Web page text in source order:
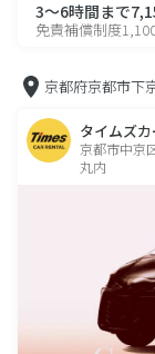
3～6時間まで
免責補償制度
京都府京都市下
タイムズ
京都市中京
丸内